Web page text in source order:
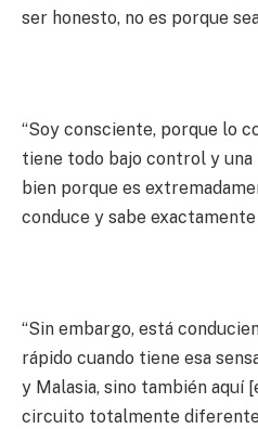
ser honesto, no es porque
“Soy consciente, porque lo
tiene todo bajo control y
bien porque es
conduce y sabe exactamente
“Sin embargo, está
rápido cuando tiene esa
y Malasia, sino también aquí
circuito totalmente